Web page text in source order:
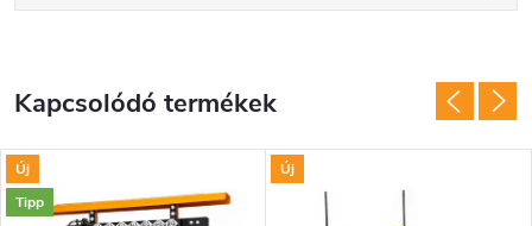
Kapcsolódó termékek
Új
Tipp
Új